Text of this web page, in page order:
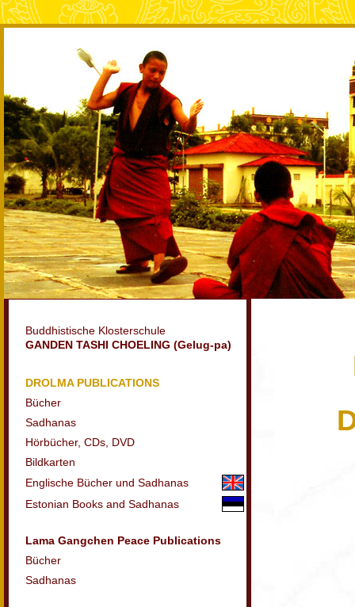
Buddhistische Klosterschule
GANDEN TASHI CHOELING (Gelug-pa)
DROLMA PUBLICATIONS
Bücher
Sadhanas
Hörbücher, CDs, DVD
Bildkarten
Englische Bücher und Sadhanas
Estonian Books and Sadhanas
Lama Gangchen Peace Publications
Bücher
Sadhanas